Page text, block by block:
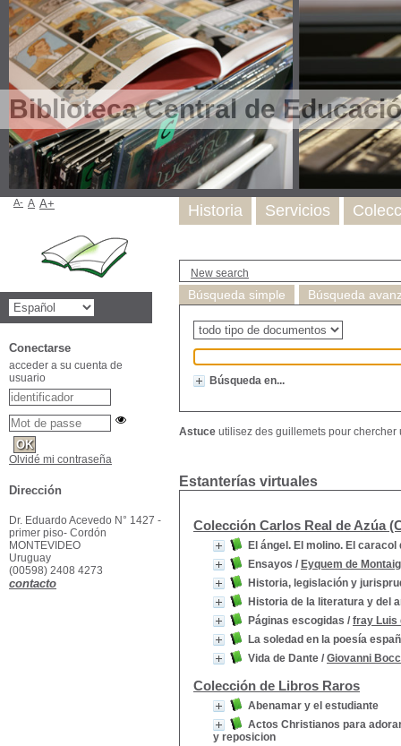
Biblioteca Central de
New search
Búsqueda simple Búsqueda
Type de document
Recherche
Búsqueda en...
Astuce utilisez des guillemets pour
Estanterías virtuales
Colección Carlos Real de Azúa
El ángel. El molino. El caracol
Ensayos / Eyquem de
Historia, legislación y
Historia de la literatura y del
Páginas escogidas / fray Luis
La soledad en la poesía
Vida de Dante / Giovanni
Colección de Libros Raros
Abenamar y el estudiante
Actos Christianos para
y reposicion
Historia Servicios
A- A A+
Conectarse
acceder a su cuenta de
usuario
Olvidé mi contraseña
Dirección
Dr. Eduardo Acevedo N° 1427 -
primer piso- Cordón
MONTEVIDEO
Uruguay
(00598) 2408 4273
contacto